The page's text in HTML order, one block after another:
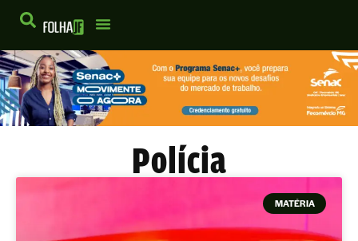
Polícia
MATÉRIA